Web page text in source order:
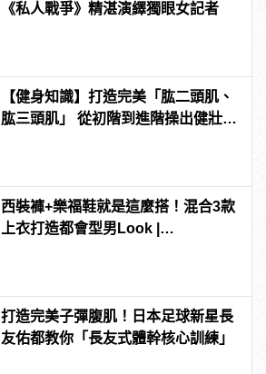
《私人戰爭》精湛演繹獨眼女記者
【健身知識】打造完美「肱二頭肌、
肱三頭肌」 從初階到進階操出健壯手
西裝褲+樂福鞋就是這麼搭！混合3款
上衣打造都會型男Look |
打造完美子彈腹肌！日本足球新星長
友佑都教你「長友式體幹核心訓練」